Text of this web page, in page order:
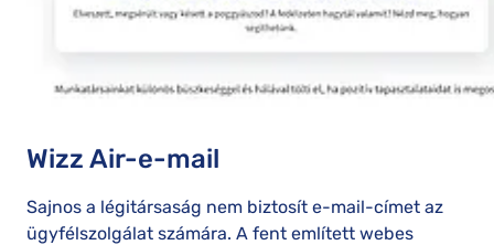
Wizz Air-e-mail
Sajnos a légitársaság nem biztosít e-mail-címet az
ügyfélszolgálat számára. A fent említett webes